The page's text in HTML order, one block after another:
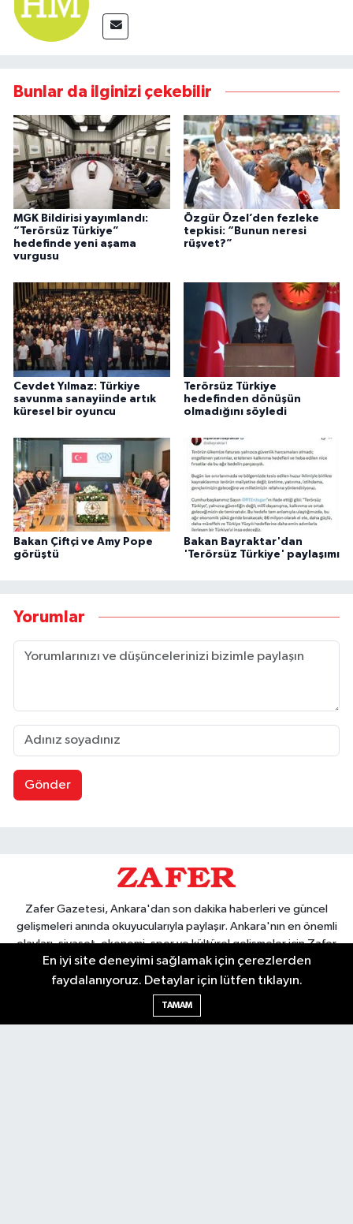
Bunlar da ilginizi çekebilir
MGK Bildirisi yayımlandı:
“Terörsüz Türkiye”
hedefinde yeni aşama
vurgusu
Özgür Özel’den fezleke
tepkisi: “Bunun neresi
rüşvet?”
Cevdet Yılmaz: Türkiye
savunma sanayiinde artık
küresel bir oyuncu
Terörsüz Türkiye
hedefinden dönüşün
olmadığını söyledi
Bakan Çiftçi ve Amy Pope
görüştü
Bakan Bayraktar'dan
'Terörsüz Türkiye' paylaşımı
Yorumlar
Gönder
Zafer Gazetesi, Ankara'dan son dakika haberleri ve güncel
gelişmeleri anında okuyucularıyla paylaşır. Ankara'nın en önemli
olayları, siyaset, ekonomi, spor ve kültürel gelişmeler için Zafer
Gazetesi'ni takip edin. Başkentin güvendiği haber kaynağı.
En iyi site deneyimi sağlamak için çerezlerden
faydalanıyoruz. Detaylar için lütfen tıklayın.
TAMAM